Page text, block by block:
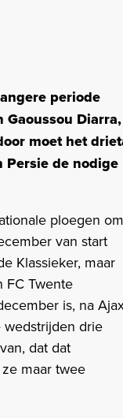
periode
Gaoussou Diarra,
moet het
Persie de nodige
ploegen om
van start
Klassieker, maar
FC Twente
is, na
drie
dat dat
maar twee